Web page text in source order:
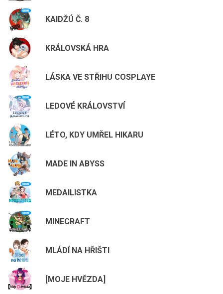
KAIDŽÚ Č. 8
KRÁLOVSKÁ HRA
LÁSKA VE STŘIHU COSPLAYE
LEDOVÉ KRÁLOVSTVÍ
LÉTO, KDY UMŘEL HIKARU
MADE IN ABYSS
MEDAILISTKA
MINECRAFT
MLÁDÍ NA HŘIŠTI
[MOJE HVĚZDA]